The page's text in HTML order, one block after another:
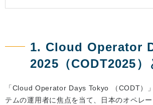
1. Cloud Operator
2025（CODT2025）
「Cloud Operator Days Tokyo （CODT）
テムの運用者に焦点を当て、日本のオペレ